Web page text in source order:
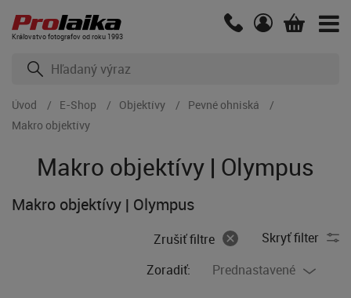
Kráľovstvo fotografov od roku 1993
Úvod E-Shop Objektívy
Pevné ohniská
Makro objektívy
Makro objektívy | Olympus
Makro objektívy | Olympus
Zrušiť filtre
Skryť filter
Zoradiť:
Prednastavené